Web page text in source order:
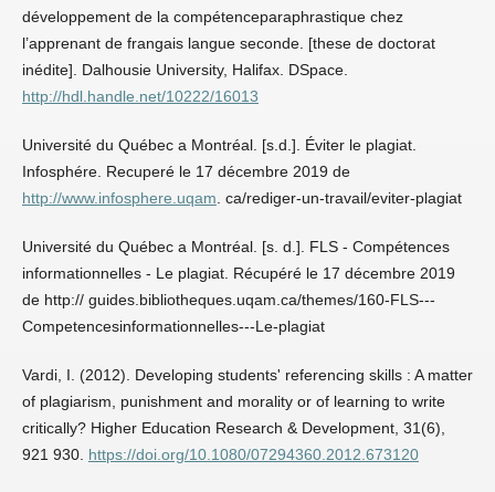
développement de la compétenceparaphrastique chez
l’apprenant de frangais langue seconde. [these de doctorat
inédite]. Dalhousie University, Halifax. DSpace.
http://hdl.handle.net/10222/16013
Université du Québec a Montréal. [s.d.]. Éviter le plagiat.
Infosphére. Recuperé le 17 décembre 2019 de
http://www.infosphere.uqam . ca/rediger-un-travail/eviter-plagiat
Université du Québec a Montréal. [s. d.]. FLS - Compétences
informationnelles - Le plagiat. Récupéré le 17 décembre 2019
de http:// guides.bibliotheques.uqam.ca/themes/160-FLS---
Competencesinformationnelles---Le-plagiat
Vardi, I. (2012). Developing students' referencing skills : A matter
of plagiarism, punishment and morality or of learning to write
critically? Higher Education Research & Development, 31(6),
921 930. https://doi.org/10.1080/07294360.2012.673120